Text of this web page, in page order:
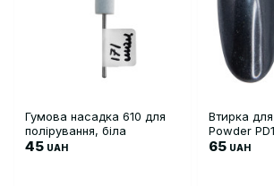
Гумова насадка 610 для
полірування, біла
45 UAH
Втирка для
Powder
Fashion
65 UAH